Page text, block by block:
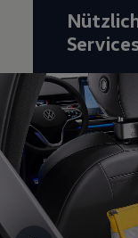
Magazin
Pannen-